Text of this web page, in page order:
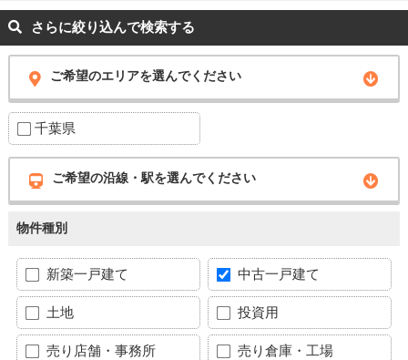
さらに絞り込んで検索する
ご希望のエリアを選んでください
千葉県
ご希望の沿線・駅を選んでください
物件種別
新築一戸建て 中古一戸建て
土地 投資用
売り店舗・事務所 売り倉庫・工場